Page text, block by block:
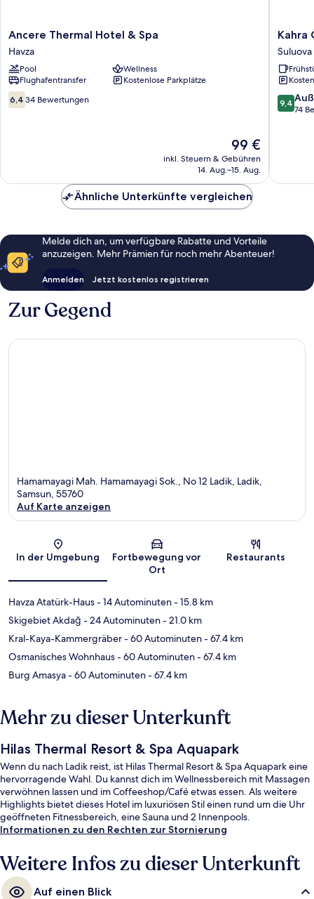
Ancere
Thermal
Hotel
&
Spa
Havza
Ancere Thermal Hotel & Spa
Havza
Pool
Wellness
Flughafentransfer
Kostenlose Parkplätze
6.4
von
6,4 34 Bewertungen
Der
Preis
beträgt
99 €
inkl. Steuern & Gebühren
14. Aug.–15. Aug.
Kahra
Otel
Suluova
Kahra
Suluova
9.4
von
9,4
74
Ähnliche Unterkünfte vergleichen
Melde dich an, um verfügbare Rabatte und Vorteile
anzuzeigen. Mehr Prämien für noch mehr Abenteuer!
Anmelden Jetzt kostenlos registrieren
Zur Gegend
Hamamayagi Mah. Hamamayagi Sok., No 12 Ladik, Ladik,
Samsun, 55760
Auf Karte anzeigen
In der Umgebung
Fortbewegung vor
Ort
Restaurants
Havza Atatürk-Haus- 14 Autominuten- 15.8 km
Skigebiet Akdağ - 24 Autominuten- 21.0 km
Kral-Kaya-Kammergräber- 60 Autominuten- 67.4 km
Osmanisches Wohnhaus- 60 Autominuten- 67.4 km
Burg Amasya- 60 Autominuten- 67.4 km
Mehr zu dieser Unterkunft
Hilas Thermal Resort & Spa Aquapark
Wenn du nach Ladik reist, ist Hilas Thermal Resort & Spa Aquapark eine
hervorragende Wahl. Du kannst dich im Wellnessbereich mit Massagen
verwöhnen lassen und im Coffeeshop/Café etwas essen. Als weitere
Highlights bietet dieses Hotel im luxuriösen Stil einen rund um die Uhr
geöffneten Fitnessbereich, eine Sauna und 2 Innenpools.
Informationen zu den Rechten zur Stornierung
Weitere Infos zu dieser Unterkunft
Auf einen Blick